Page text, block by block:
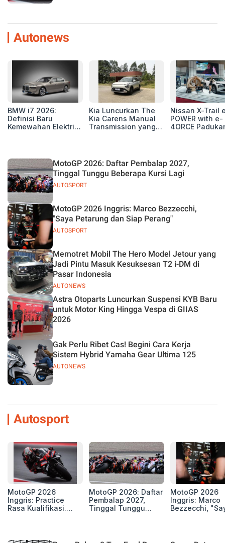
Autonews
BMW i7 2026:
Definisi Baru
Kemewahan Elektrik
Kia Luncurkan The
Kia Carens Manual
Transmission yang
Nissan X-Trail
POWER with e-
4ORCE
AUTOSPORT
MotoGP 2026: Daftar Pembalap 2027,
Tinggal Tunggu Beberapa Kursi Lagi
AUTOSPORT
MotoGP 2026 Inggris: Marco Bezzecchi,
"Saya Petarung dan Siap Perang"
AUTONEWS
Memotret Mobil The Hero Model Jetour yang
Jadi Pintu Masuk Kesuksesan T2 i-DM di
Pasar Indonesia
Astra Otoparts Luncurkan Suspensi KYB Baru
untuk Motor King Hingga Vespa di GIIAS
2026
AUTONEWS
Gak Perlu Ribet Cas! Begini Cara Kerja
Sistem Hybrid Yamaha Gear Ultima 125
Autosport
MotoGP 2026
Inggris: Practice
Rasa Kualifikasi.
Silverstone!
MotoGP 2026: Daftar
Pembalap 2027,
Tinggal Tunggu
MotoGP 2026
Inggris: Marco
Bezzecchi,